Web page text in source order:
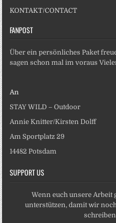
KONTAKT/CONTACT
FANPOST
Über ein persönliches Paket
sagen schon mal im voraus
An
STAY WILD – Outdoor
Annie Knitter/Kirsten Dolff
Am Sportplatz 29
14482 Potsdam
SUPPORT US
Wenn euch unsere Arbeit
unterstützen, damit wir